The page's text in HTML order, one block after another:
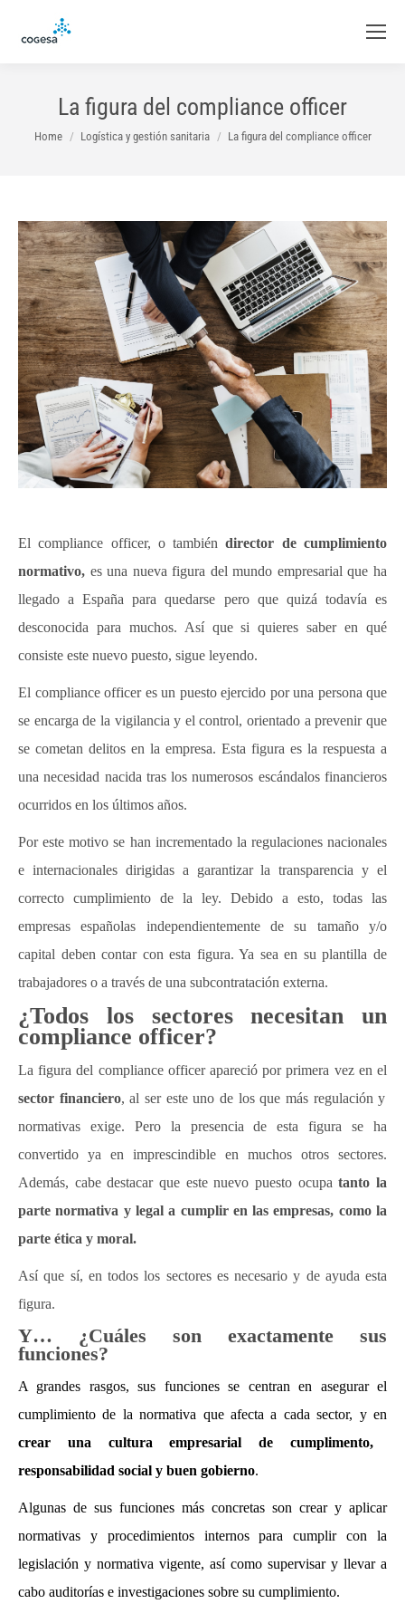
La figura del compliance officer
You are here:
Home Logística y gestión sanitaria La figura del compliance officer
El compliance officer, o también director de cumplimiento
normativo, es una nueva figura del mundo empresarial que ha
llegado a España para quedarse pero que quizá todavía es
desconocida para muchos. Así que si quieres saber en qué
consiste este nuevo puesto, sigue leyendo.
El compliance officer es un puesto ejercido por una persona que
se encarga de la vigilancia y el control, orientado a prevenir que
se cometan delitos en la empresa. Esta figura es la respuesta a
una necesidad nacida tras los numerosos escándalos financieros
ocurridos en los últimos años.
Por este motivo se han incrementado la regulaciones nacionales
e internacionales dirigidas a garantizar la transparencia y el
correcto cumplimiento de la ley. Debido a esto, todas las
empresas españolas independientemente de su tamaño y/o
capital deben contar con esta figura. Ya sea en su plantilla de
trabajadores o a través de una subcontratación externa.
¿Todos los sectores necesitan un
compliance officer?
La figura del compliance officer apareció por primera vez en el
sector financiero, al ser este uno de los que más regulación y
normativas exige. Pero la presencia de esta figura se ha
convertido ya en imprescindible en muchos otros sectores.
Además, cabe destacar que este nuevo puesto ocupa tanto la
parte normativa y legal a cumplir en las empresas, como la
parte ética y moral.
Así que sí, en todos los sectores es necesario y de ayuda esta
figura.
Y… ¿Cuáles son exactamente sus
funciones?
A grandes rasgos, sus funciones se centran en asegurar el
cumplimiento de la normativa que afecta a cada sector, y en
crear una cultura empresarial de cumplimento,
responsabilidad social y buen gobierno.
Algunas de sus funciones más concretas son crear y aplicar
normativas y procedimientos internos para cumplir con la
legislación y normativa vigente, así como supervisar y llevar a
cabo auditorías e investigaciones sobre su cumplimiento.